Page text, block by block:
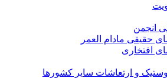
مادام‌ العمر
و ارتعاشات سایر کشورها